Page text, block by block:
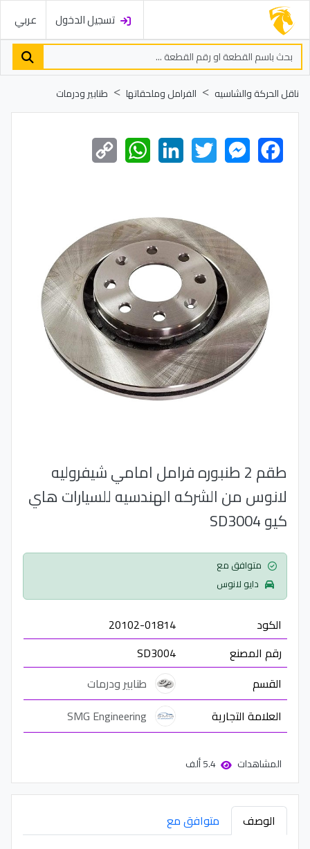
تسجيل الدخول عربي
ناقل الحركة والشاسيه الفرامل وملحقاتها طنابير ودرمات
Facebook
Messenger
Twitter
LinkedIn
WhatsApp
Copy
Link
طقم 2 طنبوره فرامل امامي شيفروليه
لانوس من الشركه الهندسيه للسيارات هاي
كيو SD3004
دايو لانوس
الكود
20102-01814
رقم المصنع
SD3004
القسم
طنابير ودرمات
العلامة التجارية
SMG Engineering
المشاهدات 5.4 ألف
الوصف
متوافق مع